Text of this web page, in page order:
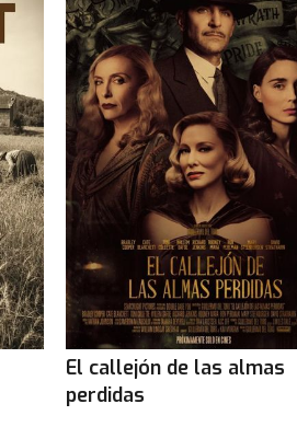
El callejón de las almas
perdidas